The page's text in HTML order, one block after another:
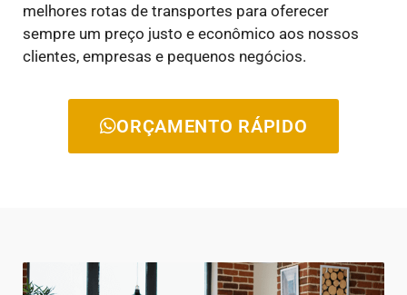
melhores rotas de transportes para oferecer
sempre um preço justo e econômico aos nossos
clientes, empresas e pequenos negócios.
ORÇAMENTO RÁPIDO